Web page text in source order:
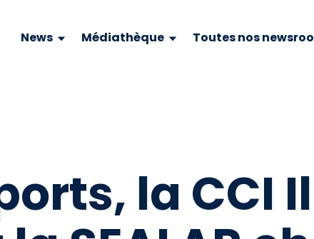
News Médiathèque Toutes nos
la CCI